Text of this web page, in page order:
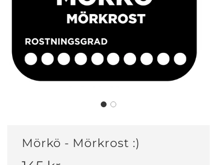
Mörkö - Mörkrost :)
Rea
Vanligt